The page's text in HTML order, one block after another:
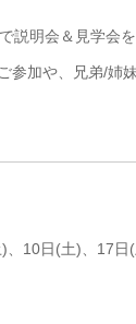
説明会＆見学会を
参加や、兄弟/姉
、10日(土)、17